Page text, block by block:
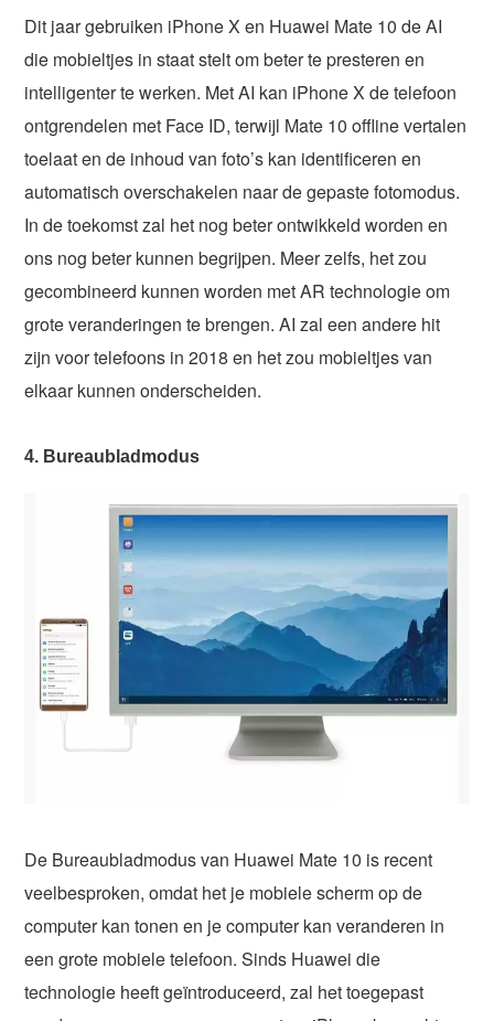
Dit jaar gebruiken iPhone X en Huawei Mate 10 de AI
die mobieltjes in staat stelt om beter te presteren en
intelligenter te werken. Met AI kan iPhone X de telefoon
ontgrendelen met Face ID, terwijl Mate 10 offline vertalen
toelaat en de inhoud van foto’s kan identificeren en
automatisch overschakelen naar de gepaste fotomodus.
In de toekomst zal het nog beter ontwikkeld worden en
ons nog beter kunnen begrijpen. Meer zelfs, het zou
gecombineerd kunnen worden met AR technologie om
grote veranderingen te brengen. AI zal een andere hit
zijn voor telefoons in 2018 en het zou mobieltjes van
elkaar kunnen onderscheiden.
4. Bureaubladmodus
De Bureaubladmodus van Huawei Mate 10 is recent
veelbesproken, omdat het je mobiele scherm op de
computer kan tonen en je computer kan veranderen in
een grote mobiele telefoon. Sinds Huawei die
technologie heeft geïntroduceerd, zal het toegepast